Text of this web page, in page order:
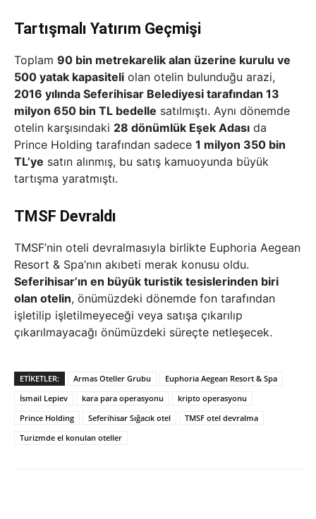
Tartışmalı Yatırım Geçmişi
Toplam 90 bin metrekarelik alan üzerine kurulu ve
500 yatak kapasiteli olan otelin bulunduğu arazi,
2016 yılında Seferihisar Belediyesi tarafından 13
milyon 650 bin TL bedelle satılmıştı. Aynı dönemde
otelin karşısındaki 28 dönümlük Eşek Adası da
Prince Holding tarafından sadece 1 milyon 350 bin
TL’ye satın alınmış, bu satış kamuoyunda büyük
tartışma yaratmıştı.
TMSF Devraldı
TMSF’nin oteli devralmasıyla birlikte Euphoria Aegean
Resort & Spa’nın akıbeti merak konusu oldu.
Seferihisar’ın en büyük turistik tesislerinden biri
olan otelin, önümüzdeki dönemde fon tarafından
işletilip işletilmeyeceği veya satışa çıkarılıp
çıkarılmayacağı önümüzdeki süreçte netleşecek.
ETIKETLER: Armas Oteller Grubu
Euphoria Aegean Resort & Spa
İsmail Lepiev
kara para operasyonu
kripto operasyonu
Prince Holding
Seferihisar Sığacık otel
TMSF otel devralma
Turizmde el konulan oteller